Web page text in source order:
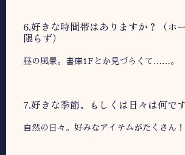
6.好きな時間帯はありますか？（ホ
限らず）
昼の風景。書庫1Fとか見づらくて……。
7.好きな季節、もしくは日々は何で
自然の日々。好みなアイテムがたくさん！